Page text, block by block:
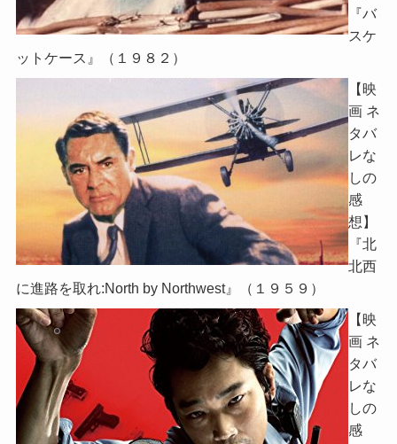
『バ
スケ
ットケース』（１９８２）
【映
画 ネ
タバ
レな
しの
感
想】
『北
北西
に進路を取れ:North by Northwest』（１９５９）
【映
画 ネ
タバ
レな
しの
感